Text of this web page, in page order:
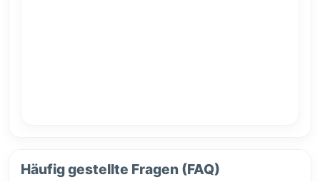
Häufig gestellte Fragen (FAQ)